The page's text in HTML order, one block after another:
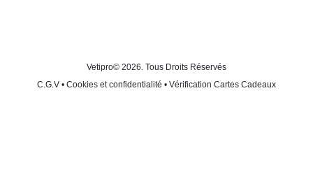
Vetipro© 2026. Tous Droits Réservés
C.G.V • Cookies et confidentialité • Vérification Cartes Cadeaux